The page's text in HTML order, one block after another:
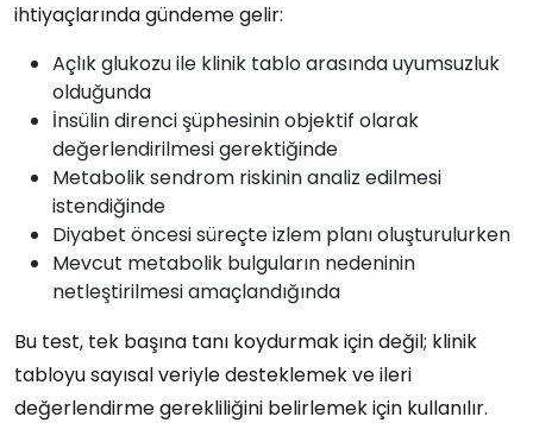
ihtiyaçlarında gündeme gelir:
Açlık glukozu ile klinik tablo arasında uyumsuzluk
olduğunda
İnsülin direnci şüphesinin objektif olarak
değerlendirilmesi gerektiğinde
Metabolik sendrom riskinin analiz edilmesi
istendiğinde
Diyabet öncesi süreçte izlem planı oluşturulurken
Mevcut metabolik bulguların nedeninin
netleştirilmesi amaçlandığında
Bu test, tek başına tanı koydurmak için değil; klinik
tabloyu sayısal veriyle desteklemek ve ileri
değerlendirme gerekliliğini belirlemek için kullanılır.